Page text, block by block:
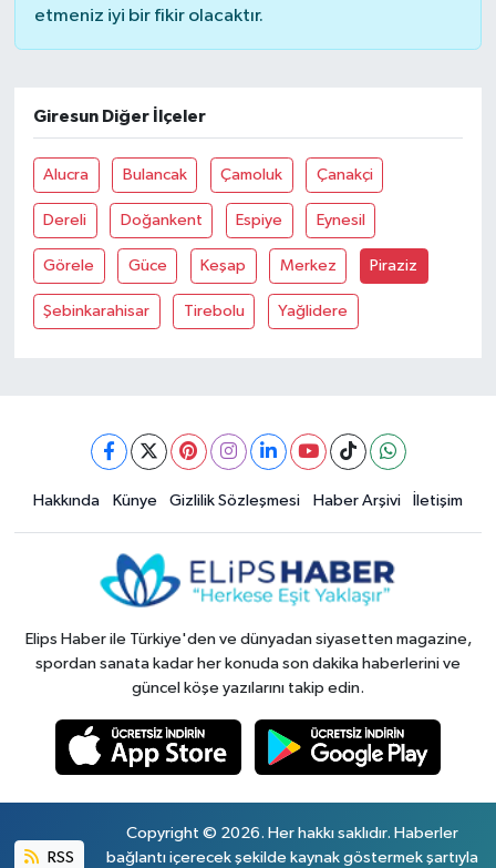
etmeniz iyi bir fikir olacaktır.
Giresun Diğer İlçeler
Alucra Bulancak Çamoluk Çanakçi
Dereli Doğankent Espiye Eynesil
Görele Güce Keşap Merkez Piraziz
Şebinkarahisar Tirebolu Yağlidere
Hakkında Künye Gizlilik Sözleşmesi Haber Arşivi İletişim
Elips Haber ile Türkiye'den ve dünyadan siyasetten magazine,
spordan sanata kadar her konuda son dakika haberlerini ve
güncel köşe yazılarını takip edin.
RSS
Copyright © 2026. Her hakkı saklıdır. Haberler
bağlantı içerecek şekilde kaynak göstermek şartıyla